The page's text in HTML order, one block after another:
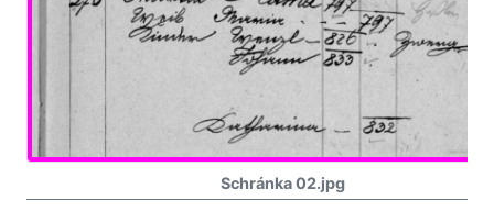
Schránka 02.jpg